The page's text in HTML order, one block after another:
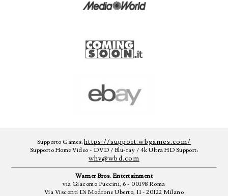
Supporto Games:https://support.wbgames.com/
Supporto Home Video - DVD / Blu-ray / 4k Ultra HD Support:
whv@wbd.com
Warner Bros. Entertainment
via Giacomo Puccini, 6 - 00198 Roma
Via Visconti Di Modrone Uberto, 11 - 20122 Milano